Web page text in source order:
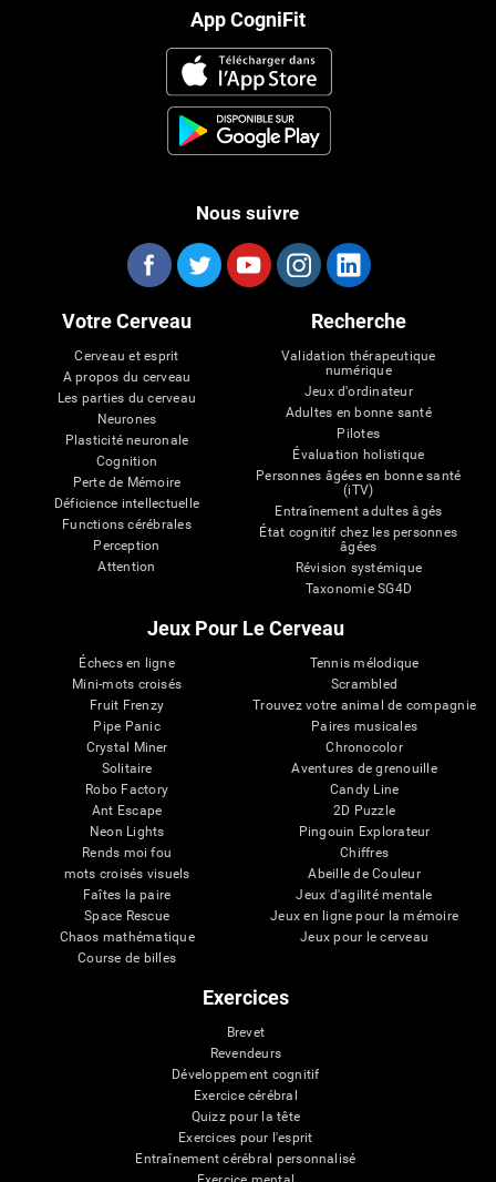
App CogniFit
Nous suivre
Votre Cerveau
Cerveau et esprit
A propos du cerveau
Les parties du cerveau
Neurones
Plasticité neuronale
Cognition
Perte de Mémoire
Déficience intellectuelle
Functions cérébrales
Perception
Attention
Recherche
Validation thérapeutique
numérique
Jeux d'ordinateur
Adultes en bonne santé
Pilotes
Évaluation holistique
Personnes âgées en bonne santé
(iTV)
Entraînement adultes âgés
État cognitif chez les personnes
âgées
Révision systémique
Taxonomie SG4D
Jeux Pour Le Cerveau
Échecs en ligne
Mini-mots croisés
Fruit Frenzy
Pipe Panic
Crystal Miner
Solitaire
Robo Factory
Ant Escape
Neon Lights
Rends moi fou
mots croisés visuels
Faîtes la paire
Space Rescue
Chaos mathématique
Course de billes
Tennis mélodique
Scrambled
Trouvez votre animal de compagnie
Paires musicales
Chronocolor
Aventures de grenouille
Candy Line
2D Puzzle
Pingouin Explorateur
Chiffres
Abeille de Couleur
Jeux d'agilité mentale
Jeux en ligne pour la mémoire
Jeux pour le cerveau
Exercices
Brevet
Revendeurs
Développement cognitif
Exercice cérébral
Quizz pour la tête
Exercices pour l'esprit
Entraînement cérébral personnalisé